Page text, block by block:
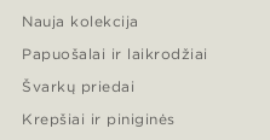
Nauja kolekcija
Papuošalai ir laikrodžiai
Švarkų priedai
Krepšiai ir piniginės